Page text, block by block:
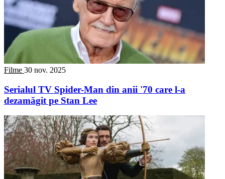
Filme 30 nov. 2025
Serialul TV Spider-Man din anii '70 care l-a
dezamăgit pe Stan Lee